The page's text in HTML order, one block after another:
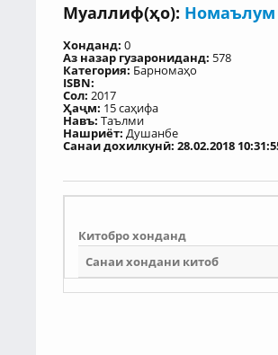
Муаллиф(ҳо): Номаълум
Хонданд: 0
Аз назар гузарониданд: 578
Категория: Барномаҳо
ISBN:
Сол: 2017
Ҳаҷм: 15 саҳифа
Навъ: Таълми
Нашриёт: Душанбе
Санаи дохилкунӣ: 28.02.2018
Китобро хонданд
Санаи хондани китоб